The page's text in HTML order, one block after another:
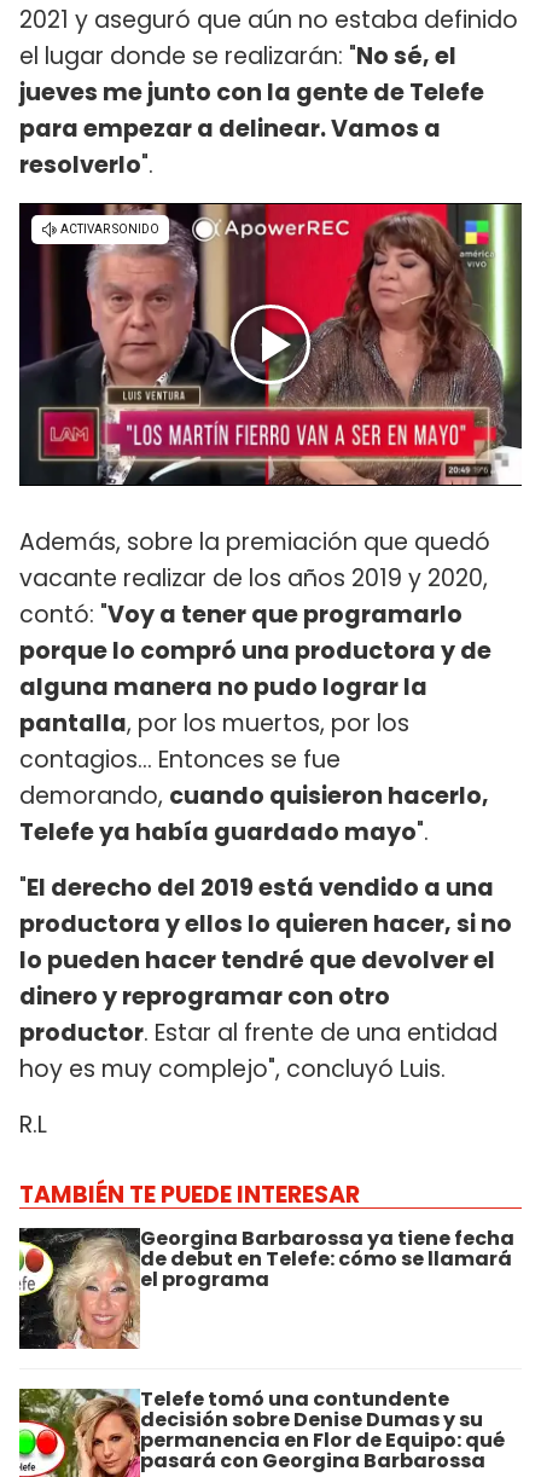
2021 y aseguró que aún no estaba definido
el lugar donde se realizarán: "No sé, el
jueves me junto con la gente de Telefe
para empezar a delinear. Vamos a
resolverlo".
Además, sobre la premiación que quedó
vacante realizar de los años 2019 y 2020,
contó: "Voy a tener que programarlo
porque lo compró una productora y de
alguna manera no pudo lograr la
pantalla, por los muertos, por los
contagios... Entonces se fue
demorando, cuando quisieron hacerlo,
Telefe ya había guardado mayo".
"El derecho del 2019 está vendido a una
productora y ellos lo quieren hacer, si no
lo pueden hacer tendré que devolver el
dinero y reprogramar con otro
productor. Estar al frente de una entidad
hoy es muy complejo", concluyó Luis.
R.L
TAMBIÉN TE PUEDE INTERESAR
Georgina Barbarossa ya tiene fecha
de debut en Telefe: cómo se llamará
el programa
Telefe tomó una contundente
decisión sobre Denise Dumas y su
permanencia en Flor de Equipo: qué
pasará con Georgina Barbarossa